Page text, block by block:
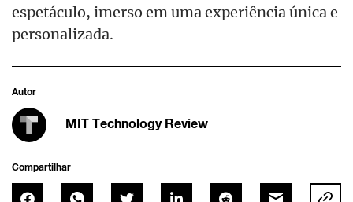
espetáculo, imerso em uma experiência única e
personalizada.
Autor
MIT Technology Review
Compartilhar